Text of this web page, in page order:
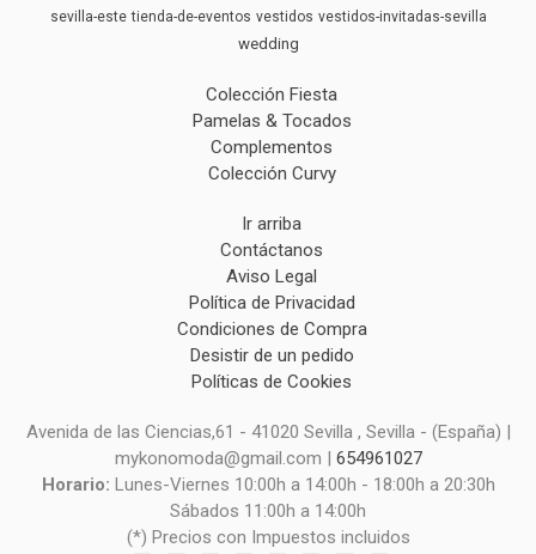
sevilla-este tienda-de-eventos vestidos vestidos-invitadas-sevilla
wedding
Colección Fiesta
Pamelas & Tocados
Complementos
Colección Curvy
Ir arriba
Contáctanos
Aviso Legal
Política de Privacidad
Condiciones de Compra
Desistir de un pedido
Políticas de Cookies
Avenida de las Ciencias,61 - 41020 Sevilla , Sevilla - (España) |
mykonomoda@gmail.com | 654961027
Horario: Lunes-Viernes 10:00h a 14:00h - 18:00h a 20:30h
Sábados 11:00h a 14:00h
(*) Precios con Impuestos incluidos